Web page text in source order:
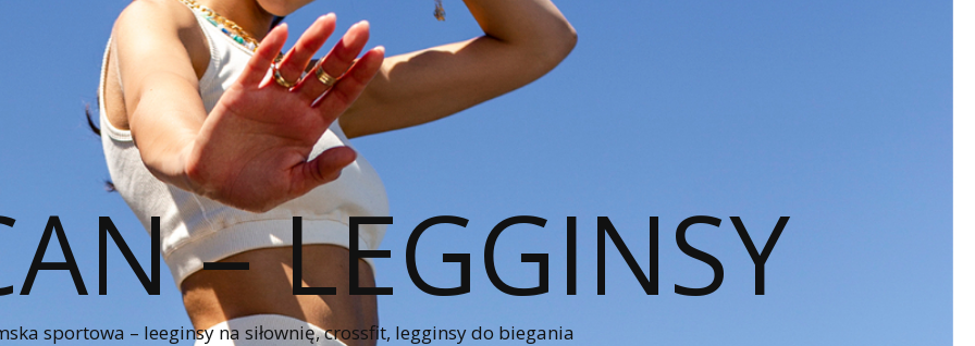
– LEGGINSY
sportowa – leeginsy na siłownię, crossfit, legginsy do biegania